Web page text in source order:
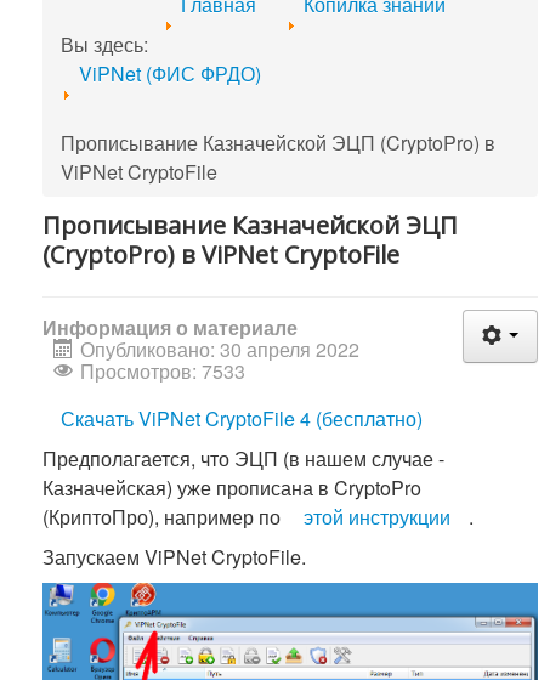
Вы здесь:
ViPNet (ФИС ФРДО)
Прописывание Казначейской ЭЦП (CryptoPro) в
ViPNet CryptoFile
Прописывание Казначейской ЭЦП
(CryptoPro) в ViPNet CryptoFile
Информация о материале
Опубликовано: 30 апреля 2022
Просмотров: 7533
Скачать ViPNet CryptoFile 4 (бесплатно)
Предполагается, что ЭЦП (в нашем случае -
Казначейская) уже прописана в CryptoPro
(КриптоПро), например по
этой инструкции
.
Запускаем ViPNet CryptoFile.